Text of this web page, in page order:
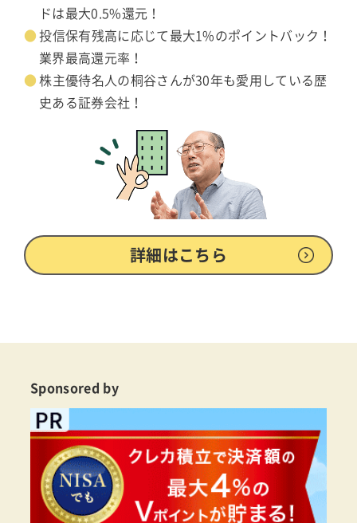
ドは最大0.5%還元！
投信保有残高に応じて最大1%のポイントバック！
業界最高還元率！
株主優待名人の桐谷さんが30年も愛用している歴
史ある証券会社！
詳細はこちら
Sponsored by